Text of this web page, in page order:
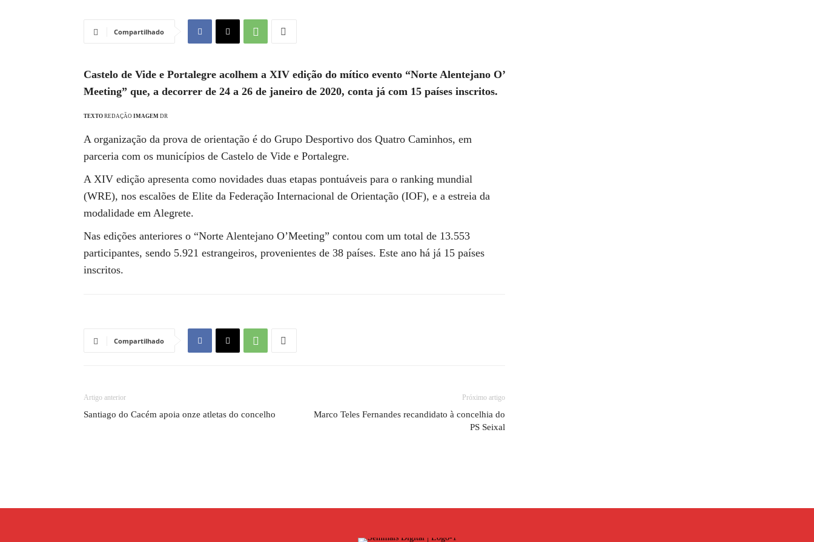
Compartilhado
Castelo de Vide e Portalegre acolhem a XIV edição do mítico evento “Norte Alentejano O’
Meeting” que, a decorrer de 24 a 26 de janeiro de 2020, conta já com 15 países inscritos.
TEXTO REDAÇÃO IMAGEM DR
A organização da prova de orientação é do Grupo Desportivo dos Quatro Caminhos, em
parceria com os municípios de Castelo de Vide e Portalegre.
A XIV edição apresenta como novidades duas etapas pontuáveis para o ranking mundial
(WRE), nos escalões de Elite da Federação Internacional de Orientação (IOF), e a estreia da
modalidade em Alegrete.
Nas edições anteriores o “Norte Alentejano O’Meeting” contou com um total de 13.553
participantes, sendo 5.921 estrangeiros, provenientes de 38 países. Este ano há já 15 países
inscritos.
Compartilhado
Artigo anterior
Santiago do Cacém apoia onze atletas do concelho
Próximo artigo
Marco Teles Fernandes recandidato à concelhia do
PS Seixal